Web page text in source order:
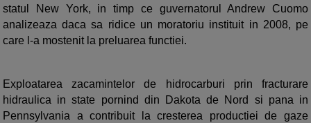
statul New York, in timp ce guvernatorul Andrew Cuomo
analizeaza daca sa ridice un moratoriu instituit in 2008, pe
care l-a mostenit la preluarea functiei.
Exploatarea zacamintelor de hidrocarburi prin fracturare
hidraulica in state pornind din Dakota de Nord si pana in
Pennsylvania a contribuit la cresterea productiei de gaze